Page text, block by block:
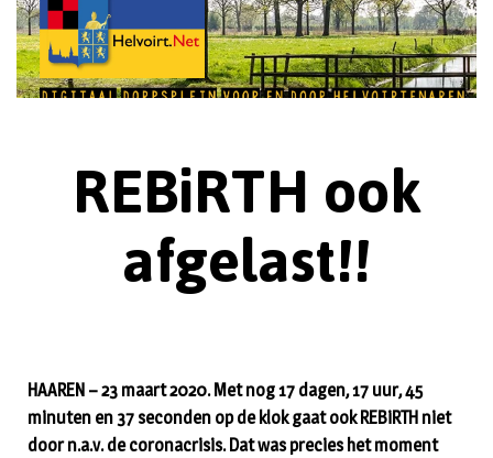
REBiRTH ook
afgelast!!
HAAREN – 23 maart 2020. Met nog 17 dagen, 17 uur, 45
minuten en 37 seconden op de klok gaat ook REBiRTH niet
door n.a.v. de coronacrisis. Dat was precies het moment